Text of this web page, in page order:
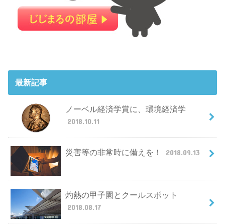
最新記事
ノーベル経済学賞に、環境経済学
2018.10.11
災害等の非常時に備えを！ 2018.09.13
灼熱の甲子園とクールスポット
2018.08.17